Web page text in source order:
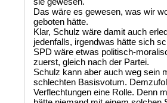
Das wäre es gewesen, was wir
geboten hätte.
Klar, Schulz wäre damit auch
jedenfalls, irgendwas hätte sich
SPD wäre etwas politisch-
zuerst, gleich nach der Partei.
Schulz kann aber auch weg sein
schlechten Basisvotum.
Verflechtungen eine Rolle. Denn